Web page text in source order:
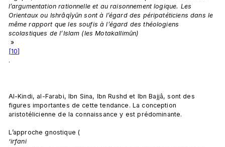
l’argumentation rationnelle et au raisonnement logique. Les
Orientaux ou Ishrâqîyûn sont à l’égard des péripatéticiens dans le
même rapport que les soufis à l’égard des théologiens
scolastiques de l’Islam (les Motakallimûn)
»
[10]
.
Al-Kindi, al-Farabi, Ibn Sina, Ibn Rushd et Ibn Bajjâ, sont des
figures importantes de cette tendance. La conception
aristotélicienne de la connaissance y est prédominante.
L’approche gnostique (
‘irfani